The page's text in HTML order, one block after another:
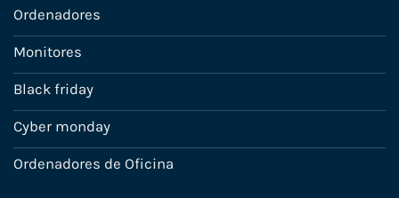
Ordenadores
Monitores
Black friday
Cyber monday
Ordenadores de Oficina